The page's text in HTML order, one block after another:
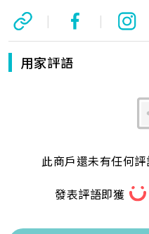
| |
用家評語
此商戶還未有任何
發表評語即獲